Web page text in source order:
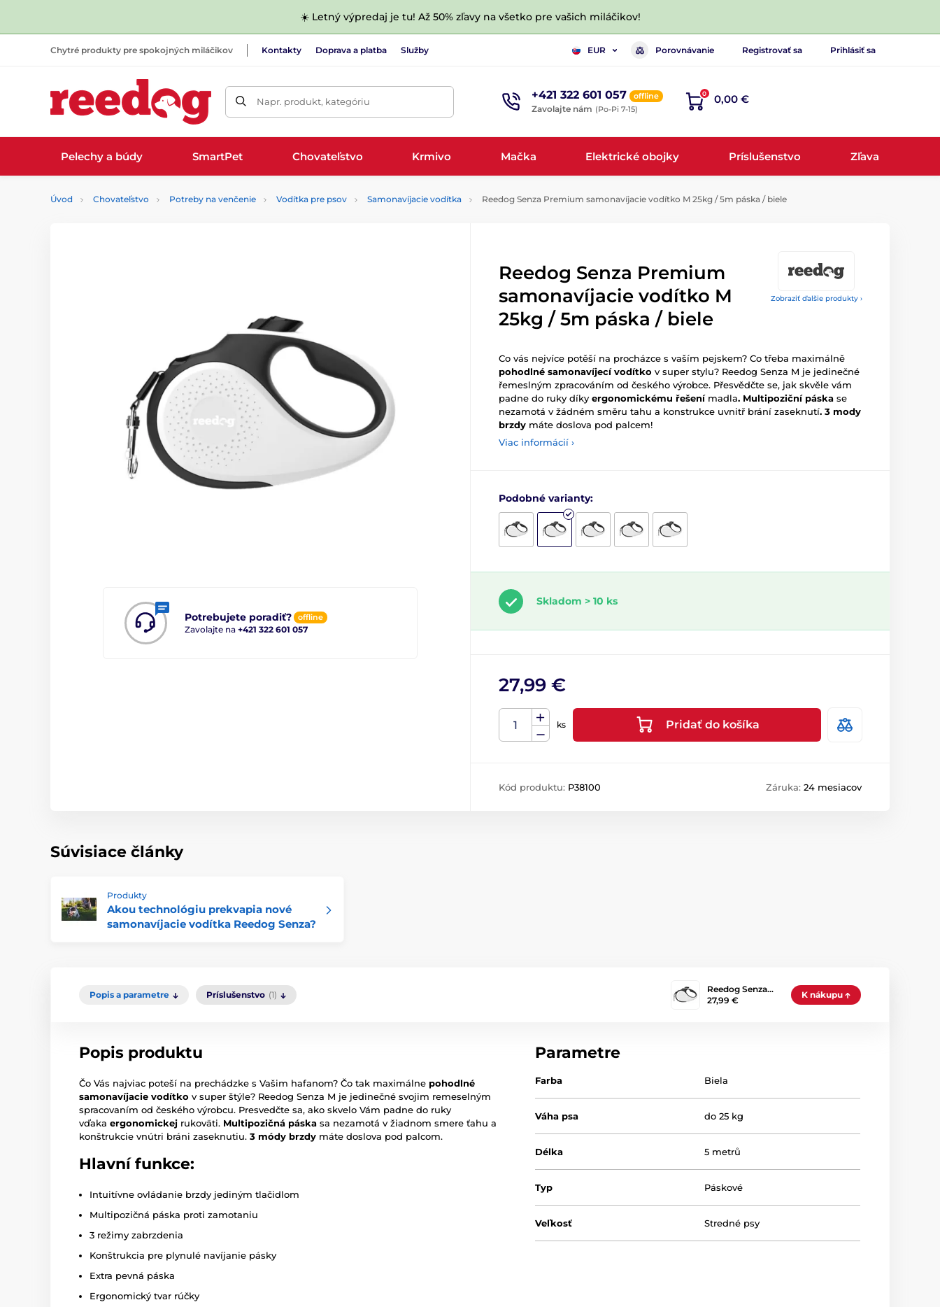
☀️ Letný výpredaj je tu! Až 50% zľavy na všetko pre vašich miláčikov!
Chytré produkty pre spokojných miláčikov Kontakty Doprava a platba Služby EUR Porovnávanie Registrovať sa Prihlásiť sa
Napr. produkt, kategóriu +421 322 601 057 offline
Zavolajte nám (Po-Pi 7-15)
0 0,00 €
Pelechy a búdy SmartPet Chovateľstvo Krmivo Mačka Elektrické obojky Príslušenstvo Zľava
Úvod Chovateľstvo Potreby na venčenie Vodítka pre psov Samonavíjacie vodítka Reedog Senza Premium samonavíjacie vodítko M 25kg / 5m páska / biele
Zobraziť ďalšie produkty ›
Potrebujete poradiť? offline
Zavolajte na +421 322 601 057
Reedog Senza Premium
samonavíjacie vodítko M
25kg / 5m páska / biele
Co vás nejvíce potěší na procházce s vaším pejskem? Co třeba maximálně
pohodlné samonavíjecí vodítko v super stylu? Reedog Senza M je jedinečné
řemeslným zpracováním od českého výrobce. Přesvědčte se, jak skvěle vám
padne do ruky díky ergonomickému řešenímadla. Multipoziční páska se
nezamotá v žádném směru tahu a konstrukce uvnitř brání zaseknutí. 3 mody
brzdy máte doslova pod palcem!
Viac informácií ›
Podobné varianty:
Skladom > 10 ks
27,99 €
ks Pridať do košíka
Kód produktu: P38100 Záruka: 24 mesiacov
Súvisiace články
Produkty
Akou technológiu prekvapia nové
samonavíjacie vodítka Reedog Senza?
Popis a parametre Príslušenstvo (1)
Reedog Senza…
27,99 €
K nákupu
Popis produktu
Čo Vás najviac poteší na prechádzke s Vašim hafanom? Čo tak maximálne pohodlné
samonavíjacie vodítko v super štýle? Reedog Senza M je jedinečné svojim remeselným
spracovaním od českého výrobcu. Presvedčte sa, ako skvelo Vám padne do ruky
vďaka ergonomickej rukoväti. Multipozičná páska sa nezamotá v žiadnom smere ťahu a
konštrukcie vnútri bráni zaseknutiu. 3 módy brzdy máte doslova pod palcom.
Hlavní funkce:
Intuitívne ovládanie brzdy jediným tlačidlom
Multipozičná páska proti zamotaniu
3 režimy zabrzdenia
Konštrukcia pre plynulé navíjanie pásky
Extra pevná páska
Ergonomický tvar rúčky
Parametre
Farba Biela
Váha psa do 25 kg
Délka 5 metrů
Typ Páskové
Veľkosť Stredné psy